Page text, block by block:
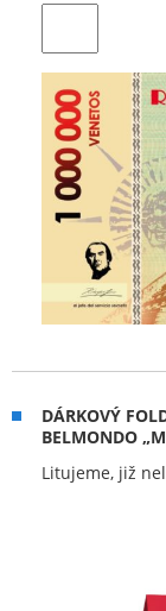
DÁRKOVÝ
BELMONDO
Litujeme, již